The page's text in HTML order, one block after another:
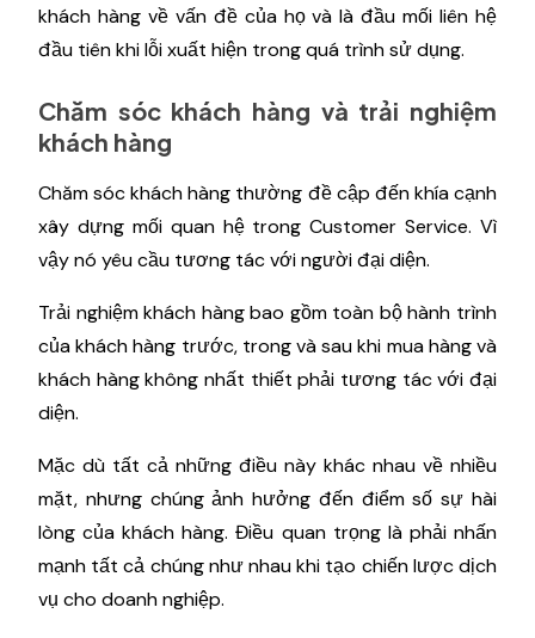
khách hàng về vấn đề của họ và là đầu mối liên hệ
đầu tiên khi lỗi xuất hiện trong quá trình sử dụng.
Chăm sóc khách hàng và trải nghiệm
khách hàng
Chăm sóc khách hàng thường đề cập đến khía cạnh
xây dựng mối quan hệ trong Customer Service. Vì
vậy nó yêu cầu tương tác với người đại diện.
Trải nghiệm khách hàng bao gồm toàn bộ hành trình
của khách hàng trước, trong và sau khi mua hàng và
khách hàng không nhất thiết phải tương tác với đại
diện.
Mặc dù tất cả những điều này khác nhau về nhiều
mặt, nhưng chúng ảnh hưởng đến điểm số sự hài
lòng của khách hàng. Điều quan trọng là phải nhấn
mạnh tất cả chúng như nhau khi tạo chiến lược dịch
vụ cho doanh nghiệp.